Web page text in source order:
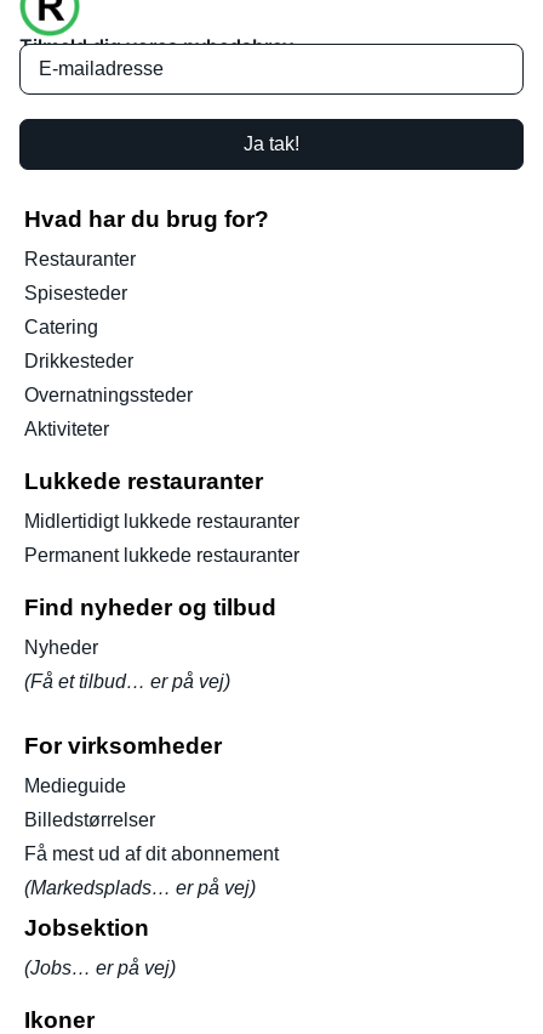
Tilmeld dig vores nyhedsbrev
Ja tak!
Hvad har du brug for?
Restauranter
Spisesteder
Catering
Drikkesteder
Overnatningssteder
Aktiviteter
Lukkede restauranter
Midlertidigt lukkede restauranter
Permanent lukkede restauranter
Find nyheder og tilbud
Nyheder
(Få et tilbud… er på vej)
For virksomheder
Medieguide
Billedstørrelser
Få mest ud af dit abonnement
(Markedsplads… er på vej)
Jobsektion
(Jobs… er på vej)
Ikoner